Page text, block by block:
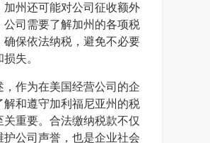
加州还可能对公司征收额外
公司需要了解加州的各项税
确保依法纳税，避免不必要
失。
，作为在美国经营公司的企
解和遵守加利福尼亚州的税
关重要。合法缴纳税款不仅
护公司声誉，也是企业社会